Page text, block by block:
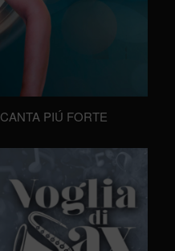
PIÚ FORTE